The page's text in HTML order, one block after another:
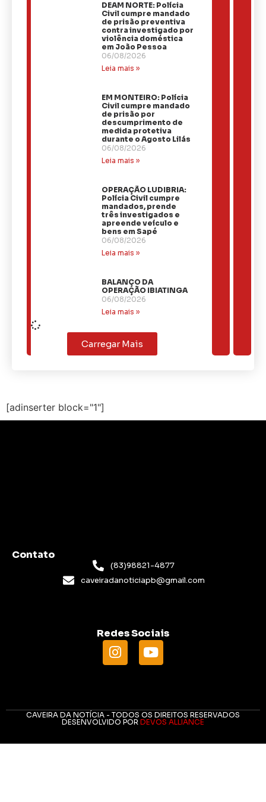
DEAM NORTE: Polícia
Civil cumpre mandado
de prisão preventiva
contra investigado por
violência doméstica
em João Pessoa
06/08/2026
Leia mais »
EM MONTEIRO: Polícia
Civil cumpre mandado
de prisão por
descumprimento de
medida protetiva
durante o Agosto Lilás
06/08/2026
Leia mais »
OPERAÇÃO LUDIBRIA:
Polícia Civil cumpre
mandados, prende
três investigados e
apreende veículo e
bens em Sapé
06/08/2026
Leia mais »
BALANÇO DA
OPERAÇÃO IBIATINGA
06/08/2026
Leia mais »
Carregar Mais
[adinserter block="1"]
Contato
(83)98821-4877
caveiradanoticiapb@gmail.com
Redes Sociais
CAVEIRA DA NOTÍCIA - TODOS OS DIREITOS RESERVADOS
DESENVOLVIDO POR DEVOS ALLIANCE